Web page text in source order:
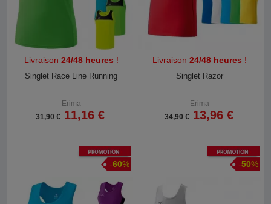
Livraison 24/48 heures !
Singlet Race Line Running
Erima
31,90 € 11,16 €
Livraison24/48 heures !
Singlet Razor
Erima
34,90 € 13,96 €
Promotion
-60%
Promotion
-50%